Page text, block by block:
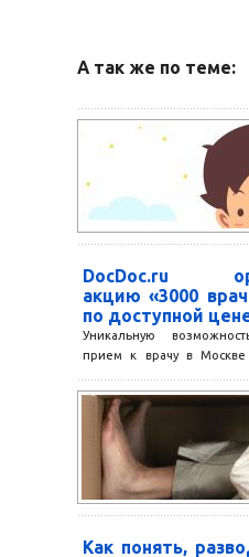
А так же по теме:
DocDoc.ru
акцию «3000
по доступной
Уникальную
прием к врачу в Москве
сервис по поиску врачей
Как понять,